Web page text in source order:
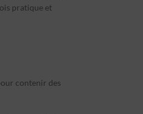
pratique et
contenir des